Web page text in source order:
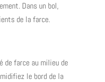
Dans un bol,
de la farce.
de farce au milieu de
le bord de la